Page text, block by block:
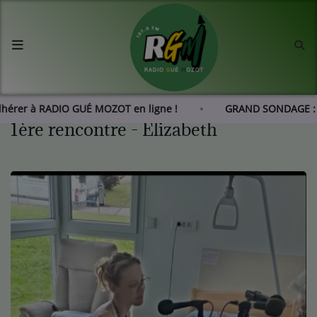
à RADIO GUÉ MOZOT en ligne ! GRAND
Agenda
Les actus de RGM
L'histoire de RGM
Radio
Emissions
Equipes
1ère rencontre - Elizabeth